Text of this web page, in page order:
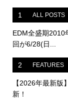
1 ALL POSTS
EDM全盛期2010
回が6/28(日...
2 FEATURES
【2026年最新
新！